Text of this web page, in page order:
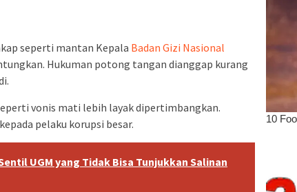
seperti mantan Kepala Badan Gizi Nasional
Hukuman potong tangan dianggap kurang
vonis mati lebih layak dipertimbangkan.
pelaku korupsi besar.
UGM yang Tidak Bisa Tunjukkan Salinan